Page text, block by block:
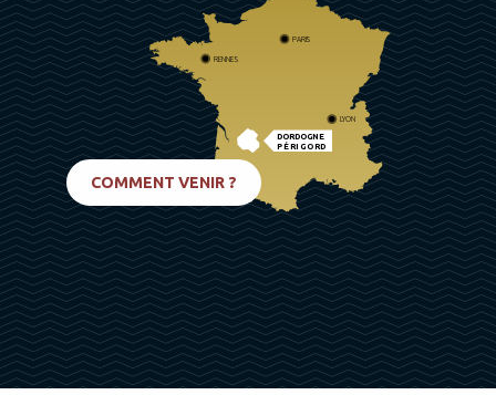
DORDOGNE
PÉRIGORD
PARIS
RENNES
LYON
COMMENT VENIR ?